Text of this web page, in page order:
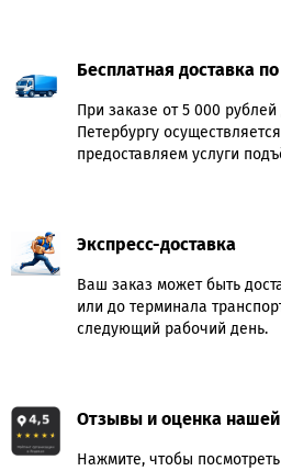
Бесплатная доставка
При заказе от 5 000
Петербургу
предоставляем услуги
Экспресс-доставка
Ваш заказ может быть
или до терминала
следующий рабочий день.
Отзывы и оценка
Нажмите, чтобы